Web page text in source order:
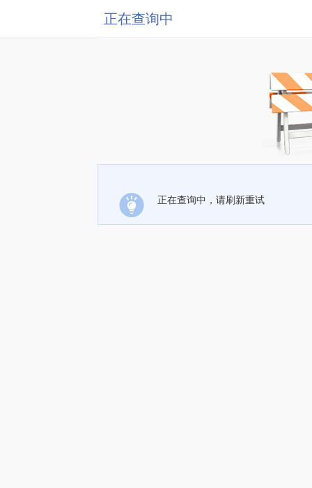
正在查询中
正在查询中，请刷新重试